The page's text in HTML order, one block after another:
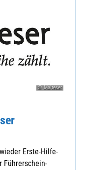
© Malteser
Erste-Hilfe-
Führerschein-